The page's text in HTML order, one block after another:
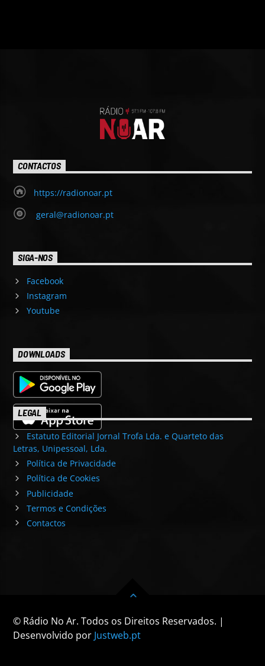
CONTACTOS
https://radionoar.pt
geral@radionoar.pt
SIGA-NOS
Facebook
Instagram
Youtube
DOWNLOADS
LEGAL
Estatuto Editorial Jornal Trofa Lda. e Quarteto das
Letras, Unipessoal, Lda.
Política de Privacidade
Política de Cookies
Publicidade
Termos e Condições
Contactos
© Rádio No Ar. Todos os Direitos Reservados. |
Desenvolvido por Justweb.pt